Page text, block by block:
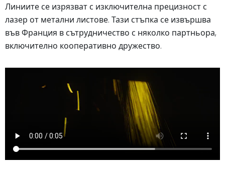
Линиите се изрязват с изключителна прецизност с
лазер от метални листове. Тази стъпка се извършва
във Франция в сътрудничество с няколко партньора,
включително кооперативно дружество.